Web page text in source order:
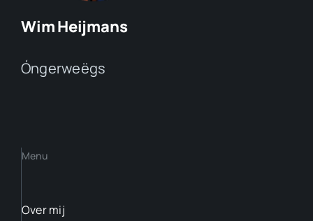
Wim Heijmans
Óngerweëgs
Menu
Over mij